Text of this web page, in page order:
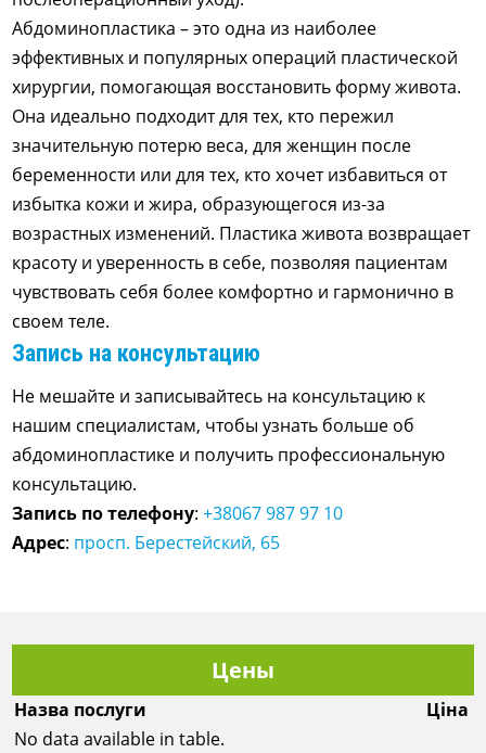
Абдоминопластика – это одна из наиболее
эффективных и популярных операций пластической
хирургии, помогающая восстановить форму живота.
Она идеально подходит для тех, кто пережил
значительную потерю веса, для женщин после
беременности или для тех, кто хочет избавиться от
избытка кожи и жира, образующегося из-за
возрастных изменений. Пластика живота возвращает
красоту и уверенность в себе, позволяя пациентам
чувствовать себя более комфортно и гармонично в
своем теле.
Запись на консультацию
Не мешайте и записывайтесь на консультацию к
нашим специалистам, чтобы узнать больше об
абдоминопластике и получить профессиональную
консультацию.
Запись по телефону:+38067 987 97 10
Адрес: просп. Берестейский, 65
Цены
Назва послуги
Ціна
No data available in table.